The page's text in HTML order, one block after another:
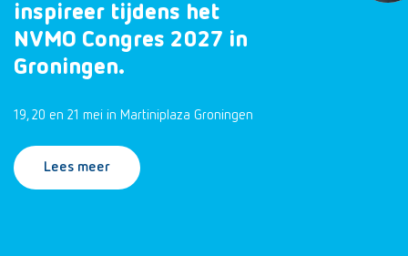
inspireer tijdens het
NVMO Congres 2027 in
Groningen.
19, 20 en 21 mei in Martiniplaza Groningen
Lees meer